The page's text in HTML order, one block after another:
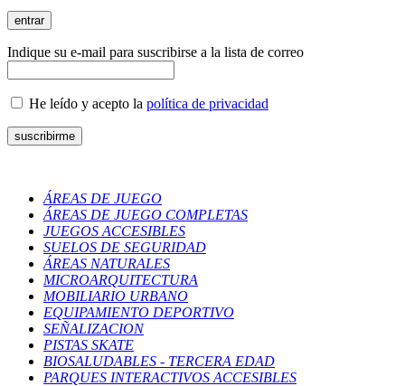
Indique su e-mail para suscribirse a la lista de correo
He leído y acepto la política de privacidad
ÁREAS DE JUEGO
ÁREAS DE JUEGO COMPLETAS
JUEGOS ACCESIBLES
SUELOS DE SEGURIDAD
ÁREAS NATURALES
MICROARQUITECTURA
MOBILIARIO URBANO
EQUIPAMIENTO DEPORTIVO
SEÑALIZACION
PISTAS SKATE
BIOSALUDABLES - TERCERA EDAD
PARQUES INTERACTIVOS ACCESIBLES